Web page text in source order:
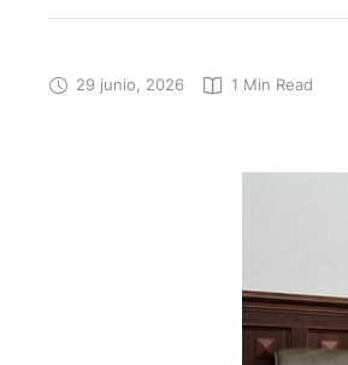
29 junio, 2026 1 Min Read